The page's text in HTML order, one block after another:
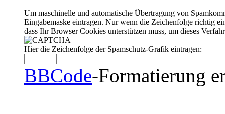
Um maschinelle und automatische Übertragung von
Eingabemaske eintragen. Nur wenn die Zeichenfolge richtig
dass Ihr Browser Cookies unterstützen muss, um dieses
Hier die Zeichenfolge der Spamschutz-Grafik eintragen:
BBCode-Formatierung